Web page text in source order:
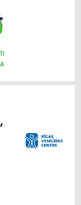
SEGUMI
APKOPE